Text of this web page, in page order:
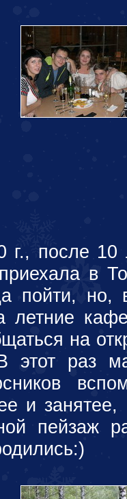
после 10
в
пойти, но,
летние
на
этот раз
и
пейзаж